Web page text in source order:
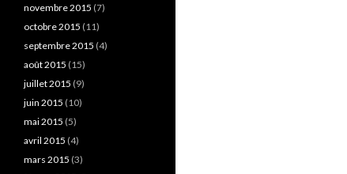
novembre 2015 (7)
octobre 2015 (11)
septembre 2015 (4)
août 2015 (15)
juillet 2015 (9)
juin 2015 (10)
mai 2015 (5)
avril 2015 (4)
mars 2015 (3)